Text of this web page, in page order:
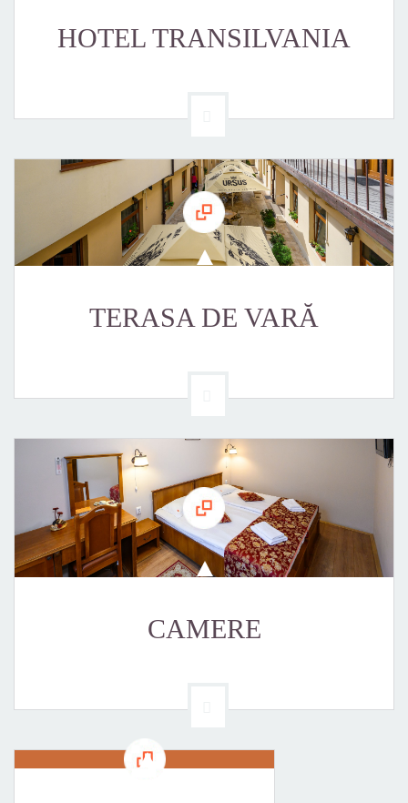
HOTEL TRANSILVANIA
TERASA DE VARĂ
CAMERE